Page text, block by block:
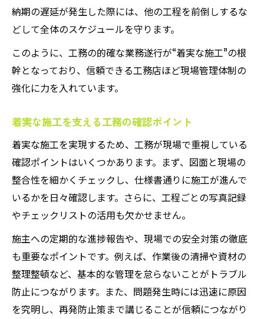
納期の遅延が発生した際には、他の工程を前倒しするな
どして全体のスケジュールを守ります。
このように、工務の的確な業務遂行が“着実な施工”の根
幹となっており、信頼できる工務店ほど現場管理体制の
強化に力を入れています。
着実な施工を支える工務の確認ポイント
着実な施工を実現するため、工務が現場で重視している
確認ポイントはいくつかあります。まず、図面と現場の
整合性を細かくチェックし、仕様書通りに施工が進んで
いるかを日々確認します。さらに、工程ごとの写真記録
やチェックリストの活用も欠かせません。
施主への定期的な進捗報告や、現場での安全対策の徹底
も重要なポイントです。例えば、作業後の清掃や資材の
整理整頓など、基本的な管理を怠らないことがトラブル
防止につながります。また、問題発生時には迅速に原因
を究明し、再発防止策まで講じることが信頼につながり